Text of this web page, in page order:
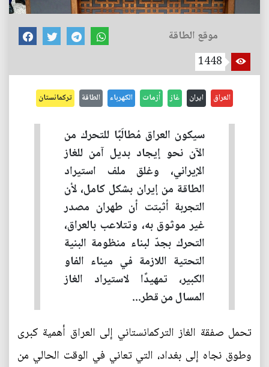
موقع الطاقة
1448
العراق ايران غاز أزمات الكهرباء الطاقة تركمانستان
سيكون العراق مُطالَبًا للتحرك من
الآن نحو إيجاد بديل آمن للغاز
الإيراني، وغلق ملف استيراد
الطاقة من إيران بشكل كامل، لأن
التجربة أثبتت أن طهران مصدر
غير موثوق به، وتتلاعب بالعراق،
التحرك بجدّ لبناء منظومة البنية
التحتية اللازمة في ميناء الفاو
الكبير، تمهيدًا لاستيراد الغاز
المسال من قطر...
تحمل صفقة الغاز التركمانستاني إلى العراق أهمية كبرى
وطوق نجاه إلى بغداد، التي تعاني في الوقت الحالي من